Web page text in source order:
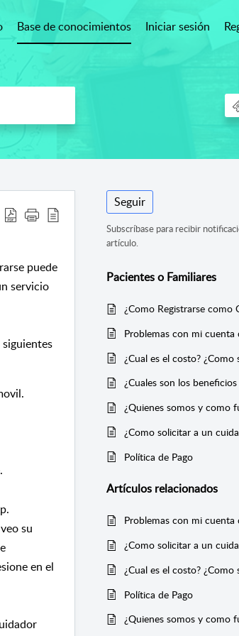
Base de conocimientos Iniciar sesión
puede
servicio
su
en el
Seguir
Subscríbase para recibir
artículo.
Pacientes o Familiares
¿Como Registrarse como
Problemas con mi
¿Cual es el costo? ¿Como
¿Quienes somos y como
¿Como solicitar a un
Política de Pago
Artículos relacionados
Problemas con mi
¿Como solicitar a un
¿Cual es el costo? ¿Como
Política de Pago
¿Quienes somos y como